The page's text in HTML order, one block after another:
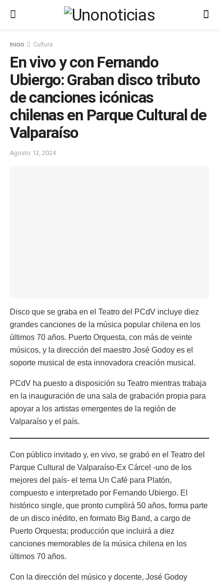
Inicio Cultura
En vivo y con Fernando
Ubiergo: Graban disco tributo
de canciones icónicas
chilenas en Parque Cultural de
Valparaíso
Agosto 12, 2024
Disco que se graba en el Teatro del PCdV incluye diez
grandes canciones de la música popular chilena en los
últimos 70 años. Puerto Orquesta, con más de veinte
músicos, y la dirección del maestro José Godoy es el
soporte musical de esta innovadora creación musical.
PCdV ha puesto a disposición su Teatro mientras trabaja
en la inauguración de una sala de grabación propia para
apoyar a los artistas emergentes de la región de
Valparaíso y el país.
Con público invitado y, en vivo, se grabó en el Teatro del
Parque Cultural de Valparaíso-Ex Cárcel -uno de los
mejores del país- el tema Un Café para Platón,
compuesto e interpretado por Fernando Ubiergo. El
histórico single, que pronto cumplirá 50 años, forma parte
de un disco inédito, en formato Big Band, a cargo de
Puerto Orquesta; producción que incluirá a diez
canciones memorables de la música chilena en los
últimos 70 años.
Con la dirección del músico y docente, José Godoy